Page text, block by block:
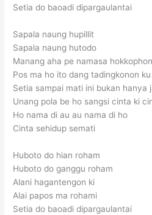
Setia do baoadi dipargaulantai
Sapala naung hupillit
Sapala naung hutodo
Manang aha pe namasa
Pos ma ho ito dang tadingkonon
Setia sampai mati ini bukan hanya
Unang pola be ho sangsi cinta ki
Ho nama di au au nama di ho
Cinta sehidup semati
Huboto do hian roham
Huboto do ganggu roham
Alani hagantengon ki
Alai papos ma rohami
Setia do baoadi dipargaulantai